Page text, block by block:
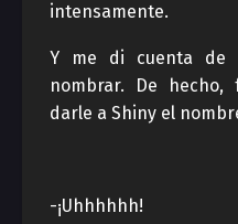
intensamente.
Y me di cuenta de
nombrar. De hecho,
darle a Shiny el
-¡Uhhhhhh!